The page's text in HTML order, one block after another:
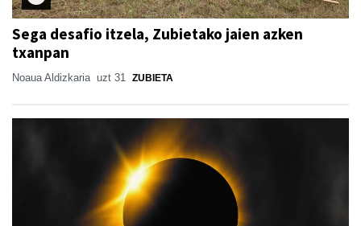
Sega desafio itzela, Zubietako jaien azken
txanpan
Noaua Aldizkaria uzt 31 ZUBIETA